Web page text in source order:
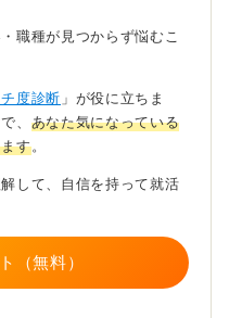
クル、実際の残業時間と
制、環境改善への取り組
ると良いでしょう。
と集中するのが得意で、
ながら、日々の業務の中
ことにやりがいを感じら
っと知りたいと感じた
り、先輩社員と話す機会
か相談したりすると、入
職種が見つからず悩むこ
度診断 」が役に立ちま
で、 あなた気になっている
す。
して、自信を持って就活
（無料）